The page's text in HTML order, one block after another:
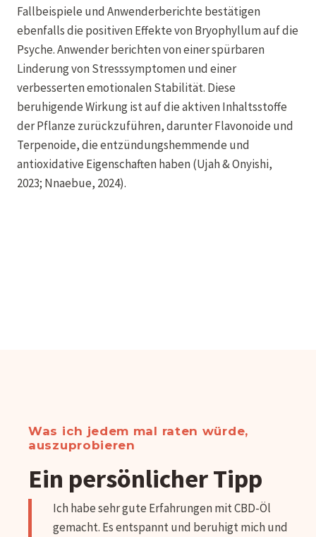
Fallbeispiele und Anwenderberichte bestätigen
ebenfalls die positiven Effekte von Bryophyllum auf die
Psyche. Anwender berichten von einer spürbaren
Linderung von Stresssymptomen und einer
verbesserten emotionalen Stabilität. Diese
beruhigende Wirkung ist auf die aktiven Inhaltsstoffe
der Pflanze zurückzuführen, darunter Flavonoide und
Terpenoide, die entzündungshemmende und
antioxidative Eigenschaften haben (Ujah & Onyishi,
2023; Nnaebue, 2024).
Was ich jedem mal raten würde,
auszuprobieren
Ein persönlicher Tipp
Ich habe sehr gute Erfahrungen mit CBD-Öl
gemacht. Es entspannt und beruhigt mich und